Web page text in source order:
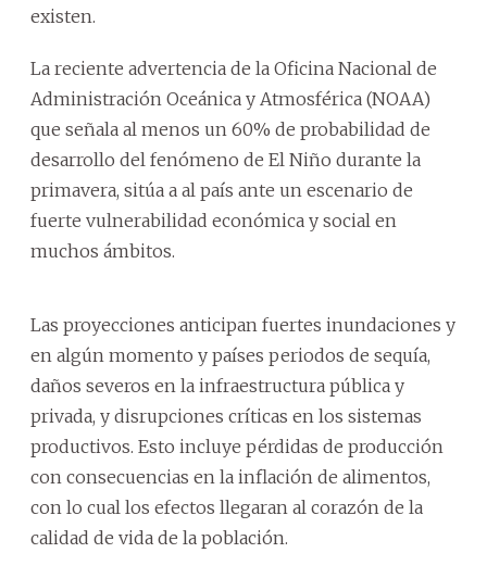
existen.
La reciente advertencia de la Oficina Nacional de
Administración Oceánica y Atmosférica (NOAA)
que señala al menos un 60% de probabilidad de
desarrollo del fenómeno de El Niño durante la
primavera, sitúa a al país ante un escenario de
fuerte vulnerabilidad económica y social en
muchos ámbitos.
Las proyecciones anticipan fuertes inundaciones y
en algún momento y países periodos de sequía,
daños severos en la infraestructura pública y
privada, y disrupciones críticas en los sistemas
productivos. Esto incluye pérdidas de producción
con consecuencias en la inflación de alimentos,
con lo cual los efectos llegaran al corazón de la
calidad de vida de la población.